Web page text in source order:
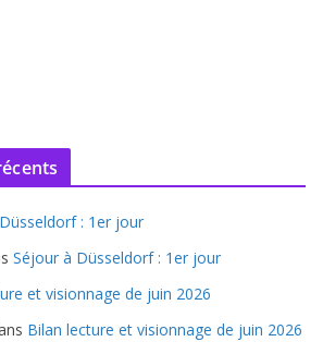
: 1er jour
Séjour à Düsseldorf : 1er jour
et visionnage de juin 2026
Bilan lecture et visionnage de juin 2026